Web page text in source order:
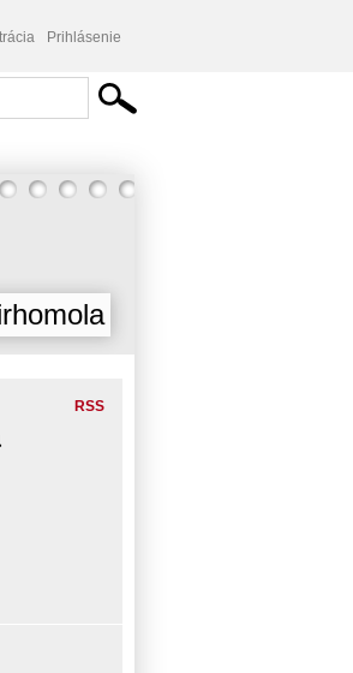
Prihlásenie
RSS